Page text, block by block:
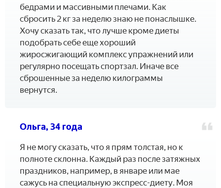
бедрами и массивными плечами. Как
сбросить 2 кг за неделю знаю не понаслышке.
Хочу сказать так, что лучше кроме диеты
подобрать себе еще хороший
жиросжигающий комплекс упражнений или
регулярно посещать спортзал. Иначе все
сброшенные за неделю килограммы
вернутся.
Ольга, 34 года
Я не могу сказать, что я прям толстая, но к
полноте склонна. Каждый раз после затяжных
праздников, например, в январе или мае
сажусь на специальную экспресс-диету. Моя